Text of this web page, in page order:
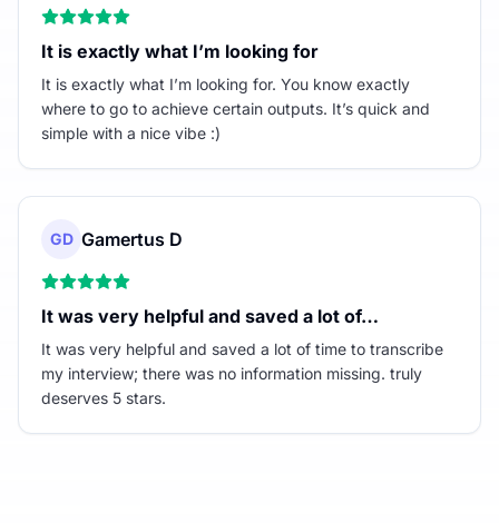
It is exactly what I’m looking for
It is exactly what I’m looking for. You know exactly
where to go to achieve certain outputs. It’s quick and
simple with a nice vibe :)
GD Gamertus D
It was very helpful and saved a lot of…
It was very helpful and saved a lot of time to transcribe
my interview; there was no information missing. truly
deserves 5 stars.